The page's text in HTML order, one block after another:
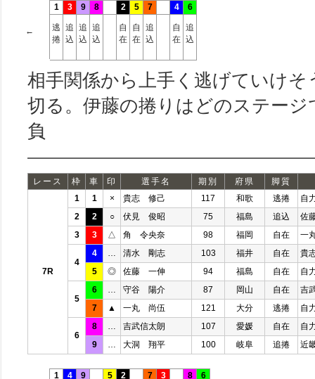
←
1
逃
捲
3
追
込
9
追
込
8
追
込
2
自
在
5
自
在
7
追
込
4
自
在
6
追
込
相手関係から上手く逃げていけ
切る。伊藤の捲りはどのステージ
負
レース 枠 車 印 選手名 期別 府県 脚質
7R
1 1 × 貴志 修己 117 和歌 逃捲
自
2
2 ○ 伏見 俊昭 75 福島 追込
佐
3
3 △ 角 令央奈 98 福岡 自在 一
4
4 清水 剛志 103 福井 自在
貴
5
◎ 佐藤 一伸 94 福島 自在 自
5
6 守谷 陽介 87 岡山 自在
吉
7
▲ 一丸 尚伍 121 大分 逃捲 自
6
8 吉武信太朗 107 愛媛 自在
自
9
大洞 翔平 100 岐阜 追捲 近
1 4 9 5 2 7 3 8 6